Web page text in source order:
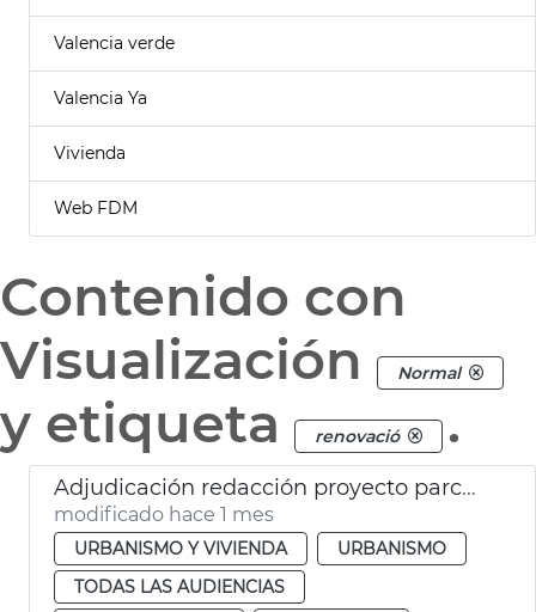
Valencia verde
Valencia Ya
Vivienda
Web FDM
Contenido con
Visualización
Normal
y etiqueta renovació .
Adjudicación redacción proyecto parco infantil avenida Baleares
modificado hace 1 mes
URBANISMO Y VIVIENDA
URBANISMO
TODAS LAS AUDIENCIAS